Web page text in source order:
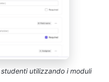
utilizzando i moduli